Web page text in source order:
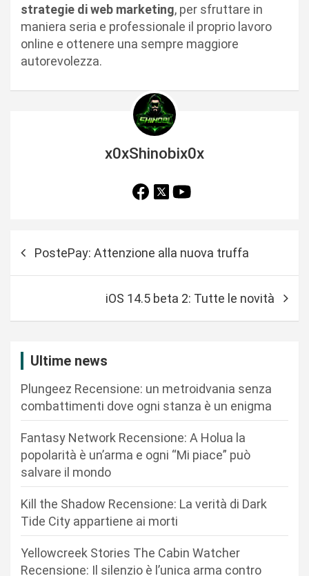
strategie di web marketing, per sfruttare in
maniera seria e professionale il proprio lavoro
online e ottenere una sempre maggiore
autorevolezza.
x0xShinobix0x
PostePay: Attenzione alla nuova truffa
iOS 14.5 beta 2: Tutte le novità
Ultime news
Plungeez Recensione: un metroidvania senza
combattimenti dove ogni stanza è un enigma
Fantasy Network Recensione: A Holua la
popolarità è un’arma e ogni “Mi piace” può
salvare il mondo
Kill the Shadow Recensione: La verità di Dark
Tide City appartiene ai morti
Yellowcreek Stories The Cabin Watcher
Recensione: Il silenzio è l’unica arma contro